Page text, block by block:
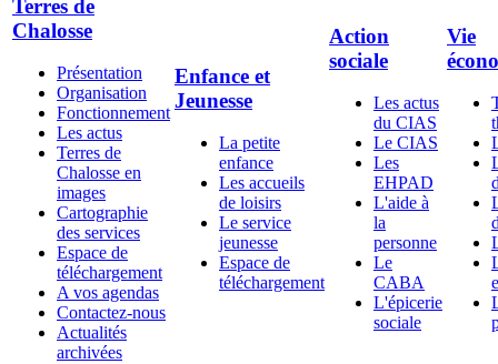
Terres de
Chalosse
Présentation
Organisation
Fonctionnement
Les actus
Terres de
Chalosse en
images
Cartographie
des services
Espace de
téléchargement
A vos agendas
Contactez-nous
Actualités
archivées
Enfance et
Jeunesse
La petite
enfance
Les accueils
de loisirs
Le service
jeunesse
Espace de
téléchargement
Action
sociale
Les actus
du CIAS
Le CIAS
Les
EHPAD
L'aide à
la
personne
Le
CABA
L'épicerie
sociale
Vie